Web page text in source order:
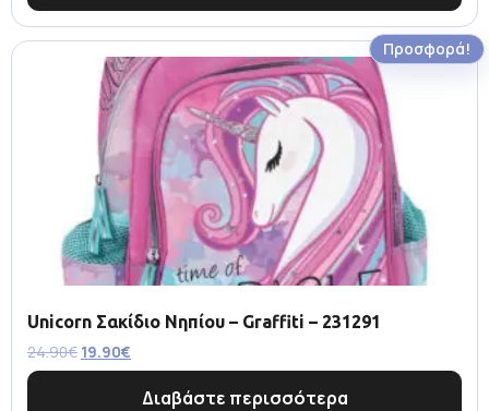
Προσφορά!
Unicorn Σακίδιο Νηπίου – Graffiti – 231291
24.90€ 19.90€
Διαβάστε περισσότερα